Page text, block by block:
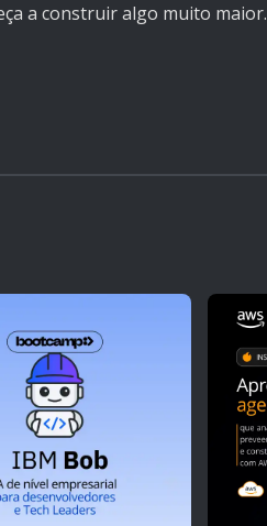
a construir algo muito maior.